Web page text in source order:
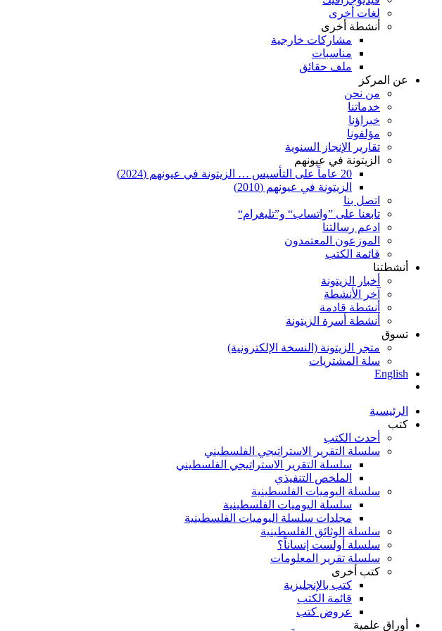
لغات أخرى
أنشطة أخرى
مشاركات خارجية
مناسبات
ملف حقائق
عن المركز
من نحن
خدماتنا
خبراؤنا
مؤلفونا
تقارير الإنجاز السنوية
الزيتونة في عيونهم
20 عاماً على التأسيس … الزيتونة في عيونهم (2024)
الزيتونة في عيونهم (2010)
اتصل بنا
تابعنا على ”واتساب“ و”تليغرام“
ادعم رسالتنا
الموزعون المعتمدون
قائمة الكتب
أنشطتنا
أخبار الزيتونة
آخر الأنشطة
أنشطة قادمة
أنشطة أسرة الزيتونة
تسوق
متجر الزيتونة (النسخة الإلكترونية)
سلة المشتريات
English
الرئيسية
كتب
أحدث الكتب
سلسلة التقرير الاستراتيجي الفلسطيني
سلسلة التقرير الاستراتيجي الفلسطيني
الملخص التنفيذي
سلسلة اليوميات الفلسطينية
سلسلة اليوميات الفلسطينية
مجلدات سلسلة اليوميات الفلسطينية
سلسلة الوثائق الفلسطينية
سلسلة أولست إنساناً؟
سلسلة تقرير المعلومات
كتب أخرى
كتب بالإنجليزية
قائمة الكتب
عروض كتب
أوراق علمية